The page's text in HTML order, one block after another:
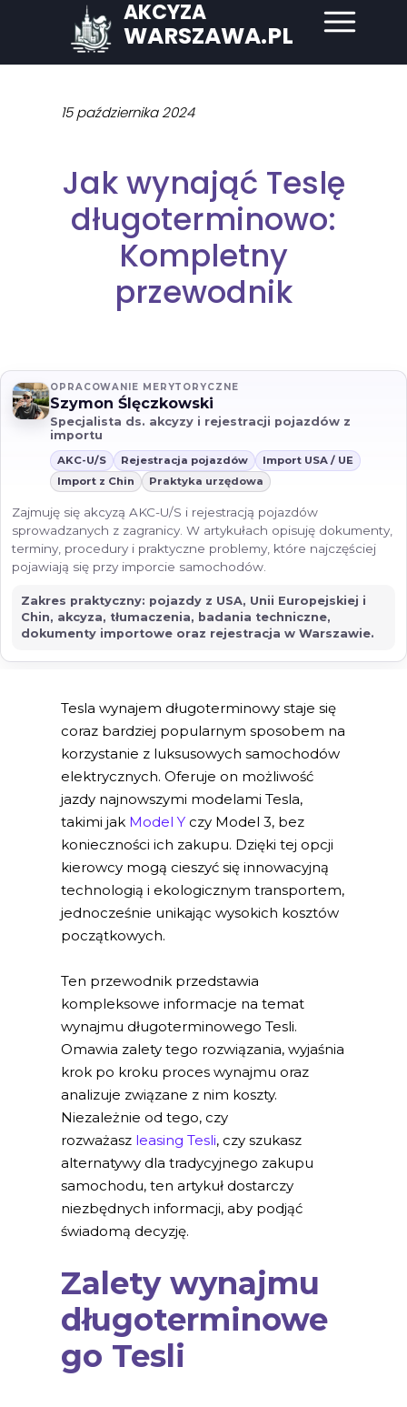
AKCYZA
WARSZAWA.PL
15 października 2024
Jak wynająć Teslę
długoterminowo:
Kompletny
przewodnik
Tesla wynajem długoterminowy staje się
coraz bardziej popularnym sposobem na
korzystanie z luksusowych samochodów
elektrycznych. Oferuje on możliwość
jazdy najnowszymi modelami Tesla,
takimi jak Model Y czy Model 3, bez
konieczności ich zakupu. Dzięki tej opcji
kierowcy mogą cieszyć się innowacyjną
technologią i ekologicznym transportem,
jednocześnie unikając wysokich kosztów
początkowych.
Ten przewodnik przedstawia
kompleksowe informacje na temat
wynajmu długoterminowego Tesli.
Omawia zalety tego rozwiązania, wyjaśnia
krok po kroku proces wynajmu oraz
analizuje związane z nim koszty.
Niezależnie od tego, czy
rozważasz leasing Tesli, czy szukasz
alternatywy dla tradycyjnego zakupu
samochodu, ten artykuł dostarczy
niezbędnych informacji, aby podjąć
świadomą decyzję.
Zalety wynajmu
długoterminowe
go Tesli
OPRACOWANIE MERYTORYCZNE
Szymon Ślęczkowski
Specjalista ds. akcyzy i rejestracji pojazdów z
importu
AKC-U/S Rejestracja pojazdów
Import USA / UE
Import z Chin
Praktyka urzędowa
Zajmuję się akcyzą AKC-U/S i rejestracją pojazdów
sprowadzanych z zagranicy. W artykułach opisuję dokumenty,
terminy, procedury i praktyczne problemy, które najczęściej
pojawiają się przy imporcie samochodów.
Zakres praktyczny: pojazdy z USA, Unii Europejskiej i
Chin, akcyza, tłumaczenia, badania techniczne,
dokumenty importowe oraz rejestracja w Warszawie.